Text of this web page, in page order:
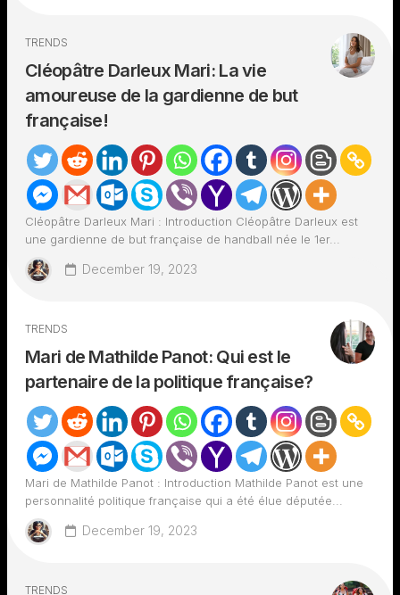
TRENDS
Cléopâtre Darleux Mari: La vie
amoureuse de la gardienne de but
française!
Cléopâtre Darleux Mari : Introduction Cléopâtre Darleux est
une gardienne de but française de handball née le 1er...
December 19, 2023
TRENDS
Mari de Mathilde Panot: Qui est le
partenaire de la politique française?
Mari de Mathilde Panot : Introduction Mathilde Panot est une
personnalité politique française qui a été élue députée...
December 19, 2023
TRENDS